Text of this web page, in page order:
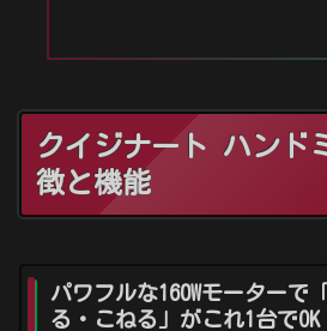
クイジナート ハンド
徴と機能
パワフルな160Wモーターで
る・こねる」がこれ1台でOK